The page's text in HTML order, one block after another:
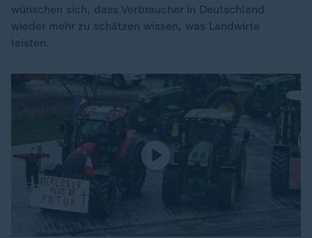
wünschen sich, dass Verbraucher in Deutschland
wieder mehr zu schätzen wissen, was Landwirte
leisten.